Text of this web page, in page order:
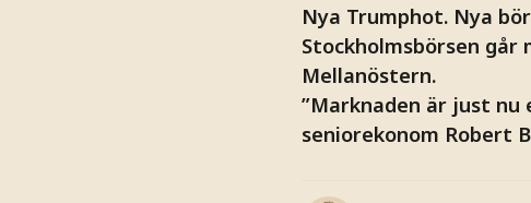
Nya Trumphot. Nya
Stockholmsbörsen
Mellanöstern.
”Marknaden är just nu
seniorekonom Robert